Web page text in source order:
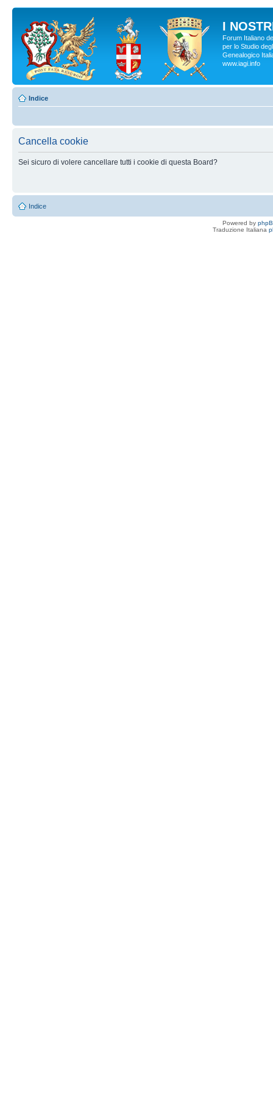
I
Forum Italiano
per lo Studio
Genealogico
www.iagi.info
Indice
Cancella cookie
Sei sicuro di volere cancellare tutti i cookie di questa Board?
Indice
Powered by
Traduzione Italiana